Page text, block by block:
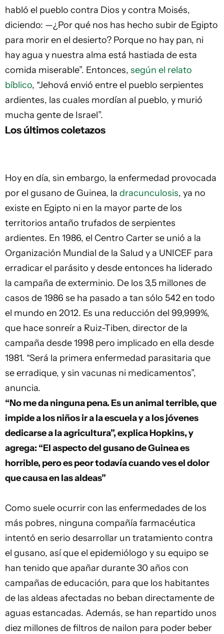
habló el pueblo contra Dios y contra Moisés,
diciendo: —¿Por qué nos has hecho subir de Egipto
para morir en el desierto? Porque no hay pan, ni
hay agua y nuestra alma está hastiada de esta
comida miserable”. Entonces, según el relato
bíblico, “Jehová envió entre el pueblo serpientes
ardientes, las cuales mordían al pueblo, y murió
mucha gente de Israel”.
Los últimos coletazos
Hoy en día, sin embargo, la enfermedad provocada
por el gusano de Guinea, la dracunculosis, ya no
existe en Egipto ni en la mayor parte de los
territorios antaño trufados de serpientes
ardientes. En 1986, el Centro Carter se unió a la
Organización Mundial de la Salud y a UNICEF para
erradicar el parásito y desde entonces ha liderado
la campaña de exterminio. De los 3,5 millones de
casos de 1986 se ha pasado a tan sólo 542 en todo
el mundo en 2012. Es una reducción del 99,999%,
que hace sonreír a Ruiz-Tiben, director de la
campaña desde 1998 pero implicado en ella desde
1981. “Será la primera enfermedad parasitaria que
se erradique, y sin vacunas ni medicamentos”,
anuncia.
“No me da ninguna pena. Es un animal terrible, que
impide a los niños ir a la escuela y a los jóvenes
dedicarse a la agricultura”, explica Hopkins, y
agrega: “El aspecto del gusano de Guinea es
horrible, pero es peor todavía cuando ves el dolor
que causa en las aldeas”
Como suele ocurrir con las enfermedades de los
más pobres, ninguna compañía farmacéutica
intentó en serio desarrollar un tratamiento contra
el gusano, así que el epidemiólogo y su equipo se
han tenido que apañar durante 30 años con
campañas de educación, para que los habitantes
de las aldeas afectadas no beban directamente de
aguas estancadas. Además, se han repartido unos
diez millones de filtros de nailon para poder beber